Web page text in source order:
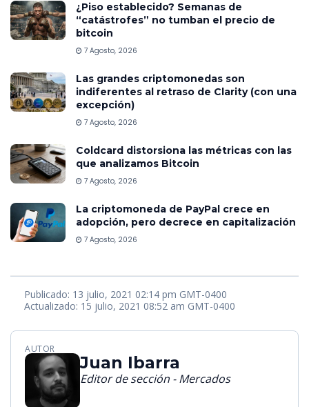
¿Piso establecido? Semanas de
“catástrofes” no tumban el precio de
bitcoin
7 Agosto, 2026
Las grandes criptomonedas son
indiferentes al retraso de Clarity (con una
excepción)
7 Agosto, 2026
Coldcard distorsiona las métricas con las
que analizamos Bitcoin
7 Agosto, 2026
La criptomoneda de PayPal crece en
adopción, pero decrece en capitalización
7 Agosto, 2026
Publicado: 13 julio, 2021 02:14 pm GMT-0400
Actualizado: 15 julio, 2021 08:52 am GMT-0400
AUTOR
Juan Ibarra
Editor de sección - Mercados